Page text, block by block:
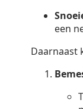
een
Daarnaast